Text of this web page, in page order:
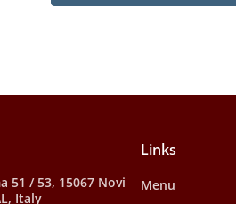
51 / 53, 15067 Novi
Italy
Links
Menu